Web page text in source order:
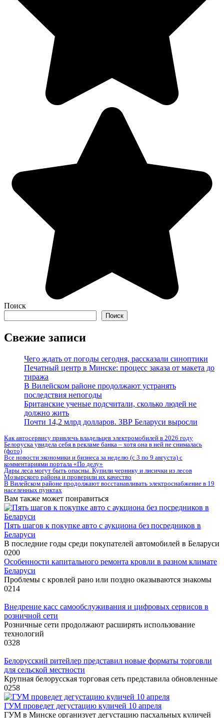
Поиск
Поиск
Свежие записи
Чего ждать от погоды сегодня, рассказали синоптики
Печатный центр в Минске: процесс заказа от макета до
тиража
В Вилейском районе продолжают устранять
последствия непогоды
Британские ученые подсчитали, сколько людей не
должно жить
Почти 14,2 млрд долларов. ЗВР Беларуси выросли
Как автосервису привлечь владельцев электромобилей в 2026 году
Белоруска увидела себя в рекламе банка – хотя она в ней не снималась
(фото)
Все новости экономики и бизнеса за неделю (с 3 по 9 августа) с
комментариями портала «По делу»
Дары леса могут быть опасны. Купили чернику и лисички из лесов
Мозырского района и проверили их качество
В Вилейском районе продолжают восстанавливать электроснабжение в 19
населенных пунктах
Вам также может понравиться
Пять шагов к покупке авто с аукциона без посредников в
Беларуси
В последние годы среди покупателей автомобилей в Беларуси
0200
Особенности капитального ремонта кровли в разном климате
Беларуси
Проблемы с кровлей рано или поздно оказываются знакомы
0214
Внедрение касс самообслуживания и цифровых сервисов в
розничной сети
Розничные сети продолжают расширять использование
технологий
0328
Белорусский ритейлер представил новые форматы торговли
для сельской местности
Крупная белорусская торговая сеть представила обновленные
0258
ГУМ проведет дегустацию куличей 10 апреля
ГУМ в Минске организует дегустацию пасхальных куличей